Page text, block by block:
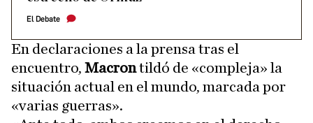
El Debate
En declaraciones a la prensa tras el
encuentro, Macrontildó de «compleja» la
situación actual en el mundo, marcada por
«varias guerras».